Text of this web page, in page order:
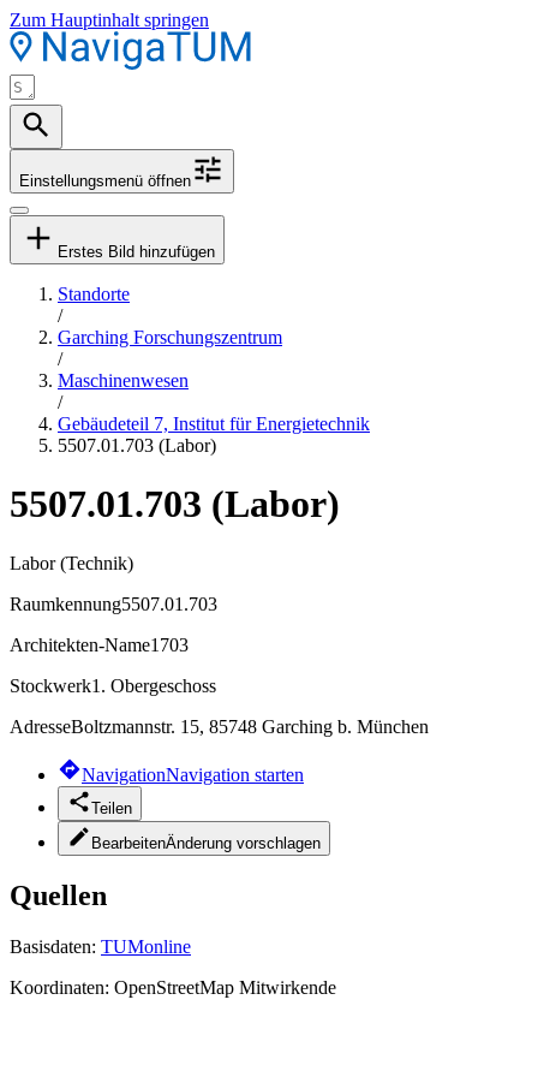
Zum Hauptinhalt springen
Einstellungsmenü öffnen
Erstes Bild hinzufügen
Standorte
/
Garching Forschungszentrum
/
Maschinenwesen
/
Gebäudeteil 7, Institut für Energietechnik
5507.01.703 (Labor)
5507.01.703 (Labor)
Labor (Technik)
Raumkennung5507.01.703
Architekten-Name1703
Stockwerk1. Obergeschoss
AdresseBoltzmannstr. 15, 85748 Garching b. München
NavigationNavigation starten
Teilen
BearbeitenÄnderung vorschlagen
Quellen
Basisdaten: TUMonline
Koordinaten: OpenStreetMap Mitwirkende